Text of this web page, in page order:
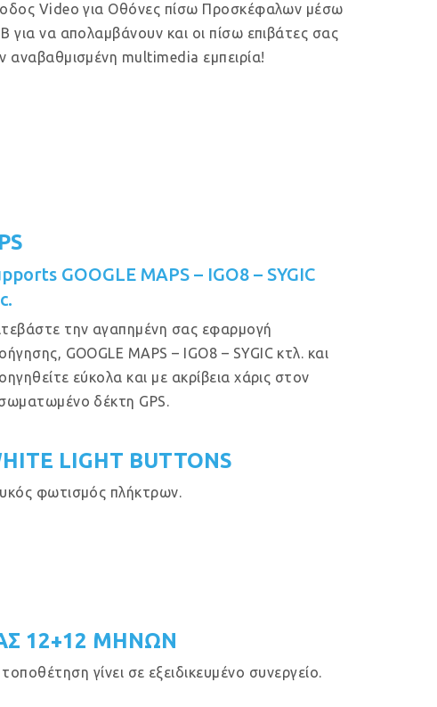
Video για Οθόνες πίσω Προσκέφαλων μέσω
για να απολαμβάνουν και οι πίσω επιβάτες σας
αναβαθμισμένη multimedia εμπειρία!
GOOGLE MAPS – IGO8 – SYGIC
την αγαπημένη σας εφαρμογή
GOOGLE MAPS – IGO8 – SYGIC κτλ. και
εύκολα και με ακρίβεια χάρις στον
δέκτη GPS.
LIGHT BUTTONS
φωτισμός πλήκτρων.
12+12 ΜΗΝΩΝ
γίνει σε εξειδικευμένο συνεργείο.